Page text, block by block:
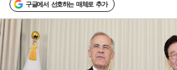
구글에서 선호하는 매체로 추가